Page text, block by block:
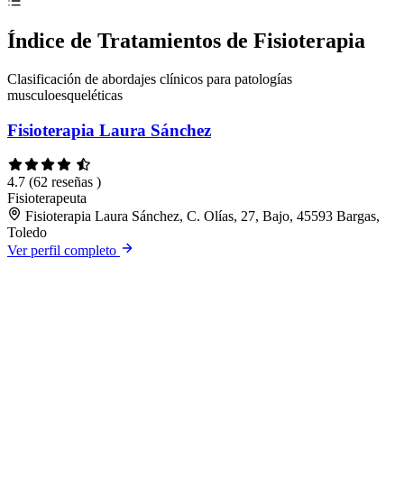
Índice de Tratamientos de Fisioterapia
Clasificación de abordajes clínicos para patologías
musculoesqueléticas
Fisioterapia Laura Sánchez
4.7 (62 reseñas )
Fisioterapeuta
Fisioterapia Laura Sánchez, C. Olías, 27, Bajo, 45593 Bargas,
Toledo
Ver perfil completo